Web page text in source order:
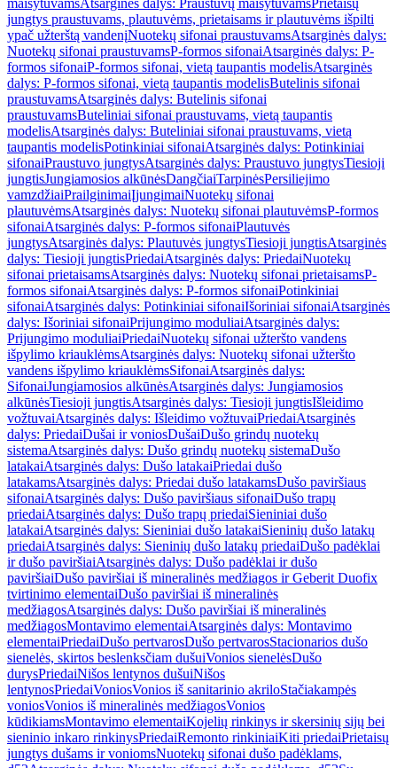
maišytuvamsAtsarginės dalys: Praustuvų maišytuvamsPrietaisų
jungtys praustuvams, plautuvėms, prietaisams ir plautuvėms išpilti
ypač užterštą vandenįNuotekų sifonai praustuvamsAtsarginės dalys:
Nuotekų sifonai praustuvamsP-formos sifonaiAtsarginės dalys: P-
formos sifonaiP-formos sifonai, vietą taupantis modelisAtsarginės
dalys: P-formos sifonai, vietą taupantis modelisButelinis sifonai
praustuvamsAtsarginės dalys: Butelinis sifonai
praustuvamsButeliniai sifonai praustuvams, vietą taupantis
modelisAtsarginės dalys: Buteliniai sifonai praustuvams, vietą
taupantis modelisPotinkiniai sifonaiAtsarginės dalys: Potinkiniai
sifonaiPraustuvo jungtysAtsarginės dalys: Praustuvo jungtysTiesioji
jungtisJungiamosios alkūnėsDangčiaiTarpinėsPersiliejimo
vamzdžiaiPrailginimaiĮjungimaiNuotekų sifonai
plautuvėmsAtsarginės dalys: Nuotekų sifonai plautuvėmsP-formos
sifonaiAtsarginės dalys: P-formos sifonaiPlautuvės
jungtysAtsarginės dalys: Plautuvės jungtysTiesioji jungtisAtsarginės
dalys: Tiesioji jungtisPriedaiAtsarginės dalys: PriedaiNuotekų
sifonai prietaisamsAtsarginės dalys: Nuotekų sifonai prietaisamsP-
formos sifonaiAtsarginės dalys: P-formos sifonaiPotinkiniai
sifonaiAtsarginės dalys: Potinkiniai sifonaiIšoriniai sifonaiAtsarginės
dalys: Išoriniai sifonaiPrijungimo moduliaiAtsarginės dalys:
Prijungimo moduliaiPriedaiNuotekų sifonai užteršto vandens
išpylimo kriauklėmsAtsarginės dalys: Nuotekų sifonai užteršto
vandens išpylimo kriauklėmsSifonaiAtsarginės dalys:
SifonaiJungiamosios alkūnėsAtsarginės dalys: Jungiamosios
alkūnėsTiesioji jungtisAtsarginės dalys: Tiesioji jungtisIšleidimo
vožtuvaiAtsarginės dalys: Išleidimo vožtuvaiPriedaiAtsarginės
dalys: PriedaiDušai ir voniosDušaiDušo grindų nuotekų
sistemaAtsarginės dalys: Dušo grindų nuotekų sistemaDušo
latakaiAtsarginės dalys: Dušo latakaiPriedai dušo
latakamsAtsarginės dalys: Priedai dušo latakamsDušo paviršiaus
sifonaiAtsarginės dalys: Dušo paviršiaus sifonaiDušo trapų
priedaiAtsarginės dalys: Dušo trapų priedaiSieniniai dušo
latakaiAtsarginės dalys: Sieniniai dušo latakaiSieninių dušo latakų
priedaiAtsarginės dalys: Sieninių dušo latakų priedaiDušo padėklai
ir dušo paviršiaiAtsarginės dalys: Dušo padėklai ir dušo
paviršiaiDušo paviršiai iš mineralinės medžiagos ir Geberit Duofix
tvirtinimo elementaiDušo paviršiai iš mineralinės
medžiagosAtsarginės dalys: Dušo paviršiai iš mineralinės
medžiagosMontavimo elementaiAtsarginės dalys: Montavimo
elementaiPriedaiDušo pertvarosDušo pertvarosStacionarios dušo
sienelės, skirtos beslenksčiam dušuiVonios sienelėsDušo
durysPriedaiNišos lentynos dušuiNišos
lentynosPriedaiVoniosVonios iš sanitarinio akriloStačiakampės
voniosVonios iš mineralinės medžiagosVonios
kūdikiamsMontavimo elementaiKojelių rinkinys ir skersinių sijų bei
sieninio inkaro rinkinysPriedaiRemonto rinkiniaiKiti priedaiPrietaisų
jungtys dušams ir voniomsNuotekų sifonai dušo padėklams,